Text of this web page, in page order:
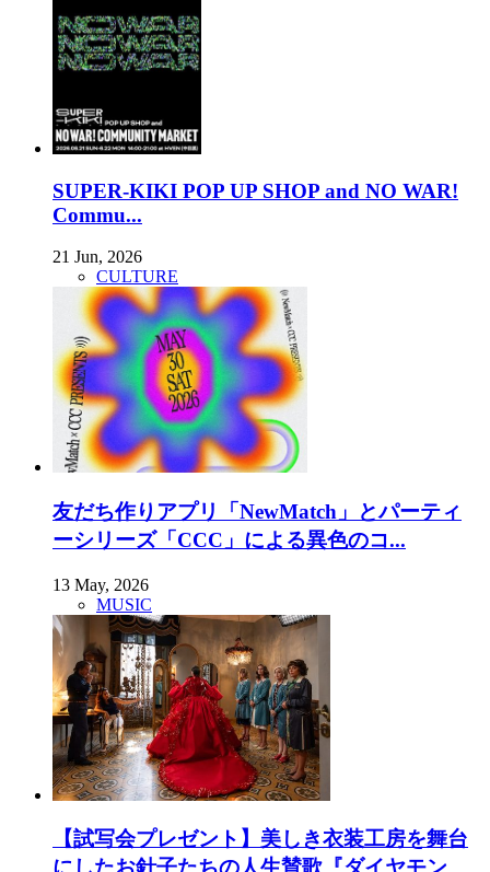
SUPER-KIKI POP UP SHOP and NO WAR!
Commu...
21 Jun, 2026
CULTURE
友だち作りアプリ「NewMatch」とパーティ
ーシリーズ「CCC」による異色のコ...
13 May, 2026
MUSIC
【試写会プレゼント】美しき衣装工房を舞台